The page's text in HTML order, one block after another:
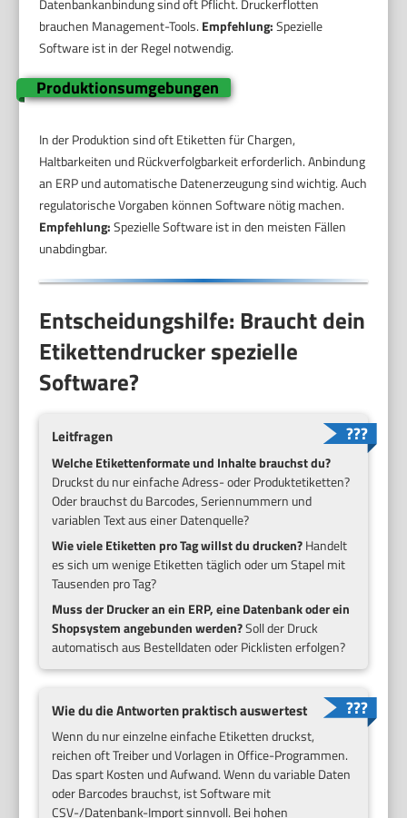
Datenbankanbindung sind oft Pflicht. Druckerflotten
brauchen Management-Tools. Empfehlung:Spezielle
Software ist in der Regel notwendig.
Produktionsumgebungen
In der Produktion sind oft Etiketten für Chargen,
Haltbarkeiten und Rückverfolgbarkeit erforderlich. Anbindung
an ERP und automatische Datenerzeugung sind wichtig. Auch
regulatorische Vorgaben können Software nötig machen.
Empfehlung:Spezielle Software ist in den meisten Fällen
unabdingbar.
Entscheidungshilfe: Braucht dein
Etikettendrucker spezielle
Software?
Leitfragen
Welche Etikettenformate und Inhalte brauchst du?
Druckst du nur einfache Adress- oder Produktetiketten?
Oder brauchst du Barcodes, Seriennummern und
variablen Text aus einer Datenquelle?
Wie viele Etiketten pro Tag willst du drucken?Handelt
es sich um wenige Etiketten täglich oder um Stapel mit
Tausenden pro Tag?
Muss der Drucker an ein ERP, eine Datenbank oder ein
Shopsystem angebunden werden?Soll der Druck
automatisch aus Bestelldaten oder Picklisten erfolgen?
Wie du die Antworten praktisch auswertest
Wenn du nur einzelne einfache Etiketten druckst,
reichen oft Treiber und Vorlagen in Office-Programmen.
Das spart Kosten und Aufwand. Wenn du variable Daten
oder Barcodes brauchst, ist Software mit
CSV-/Datenbank-Import sinnvoll. Bei hohen